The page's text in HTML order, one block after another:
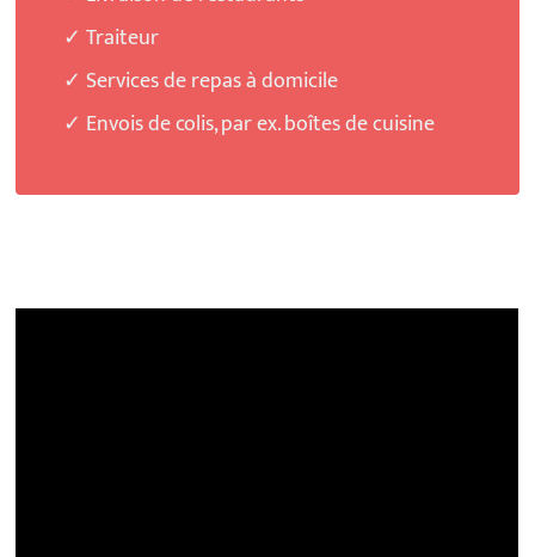
✓ Traiteur
✓ Services de repas à domicile
✓ Envois de colis, par ex. boîtes de cuisine